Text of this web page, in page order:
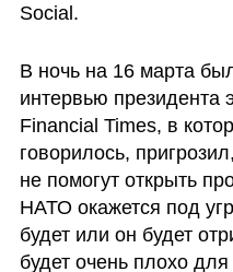
Social.
В ночь на 16 марта
интервью президента
Financial Times, в
говорилось,
не помогут открыть
НАТО окажется под
будет или он будет
будет очень плохо